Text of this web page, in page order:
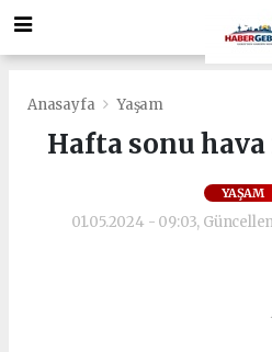
Anasayfa Yaşam
Hafta sonu hava
YAŞAM
01.05.2024 - 09:03,